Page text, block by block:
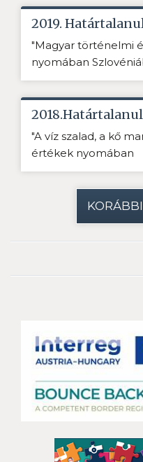
2019.
"Magyar történelmi
nyomában
2018.Határtalanul
"A víz szalad, a kő
értékek nyomában